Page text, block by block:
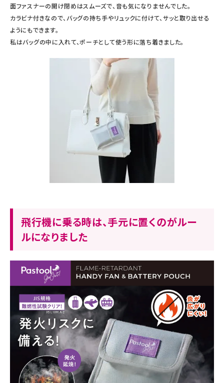
面ファスナーの開け閉めはスムーズで、音も気になりませんでした。
カラビナ付きなので、バッグの持ち手やリュックに付けて、サッと取り出せる
ようにもできます。
私はバッグの中に入れて、ポーチとして使う形に落ち着きました。
飛行機に乗る時は、手元に置くのがルー
ルになりました